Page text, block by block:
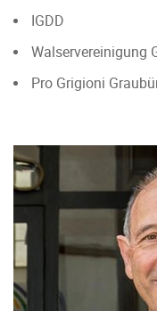
IGDD
Walservereinigung
Pro Grigioni